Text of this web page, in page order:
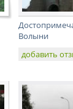
Волыни
добавить